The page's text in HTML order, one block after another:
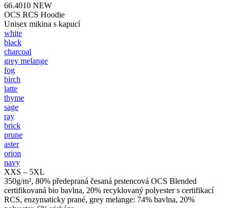
66.4010 NEW
OCS RCS Hoodie
Unisex mikina s kapucí
white
black
charcoal
grey melange
fog
birch
latte
thyme
sage
ray
brick
prune
aster
orion
navy
XXS – 5XL
350g/m², 80% předepraná česaná prstencová OCS Blended
certifikovaná bio bavlna, 20% recyklovaný polyester s certifikací
RCS, enzymaticky prané, grey melange: 74% bavlna, 20%